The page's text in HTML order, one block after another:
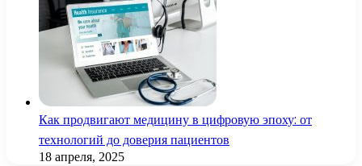
Как продвигают медицину в цифровую эпоху: от
технологий до доверия пациентов
18 апреля, 2025